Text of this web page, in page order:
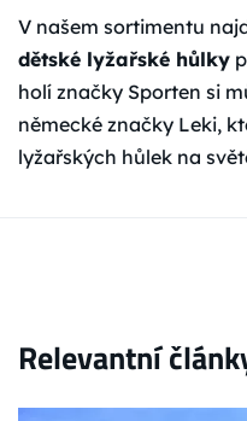
V našem sortimentu
dětské lyžařské hůlky
holí značky Sporten si
německé značky Leki,
lyžařských hůlek na
Relevantní